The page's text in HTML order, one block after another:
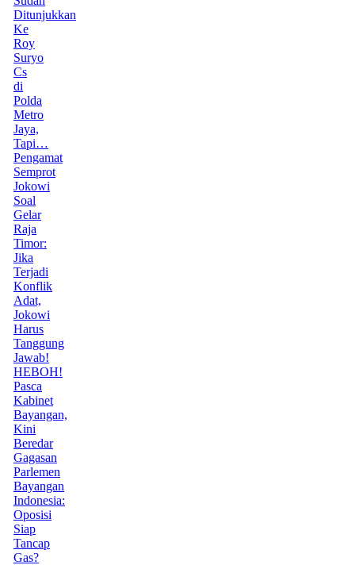
Ditunjukkan
Ke
Roy
Suryo
Cs
di
Polda
Metro
Jaya,
Tapi…
Pengamat
Semprot
Jokowi
Soal
Gelar
Raja
Timor:
Jika
Terjadi
Konflik
Adat,
Jokowi
Harus
Tanggung
Jawab!
HEBOH!
Pasca
Kabinet
Bayangan,
Kini
Beredar
Gagasan
Parlemen
Bayangan
Indonesia:
Oposisi
Siap
Tancap
Gas?